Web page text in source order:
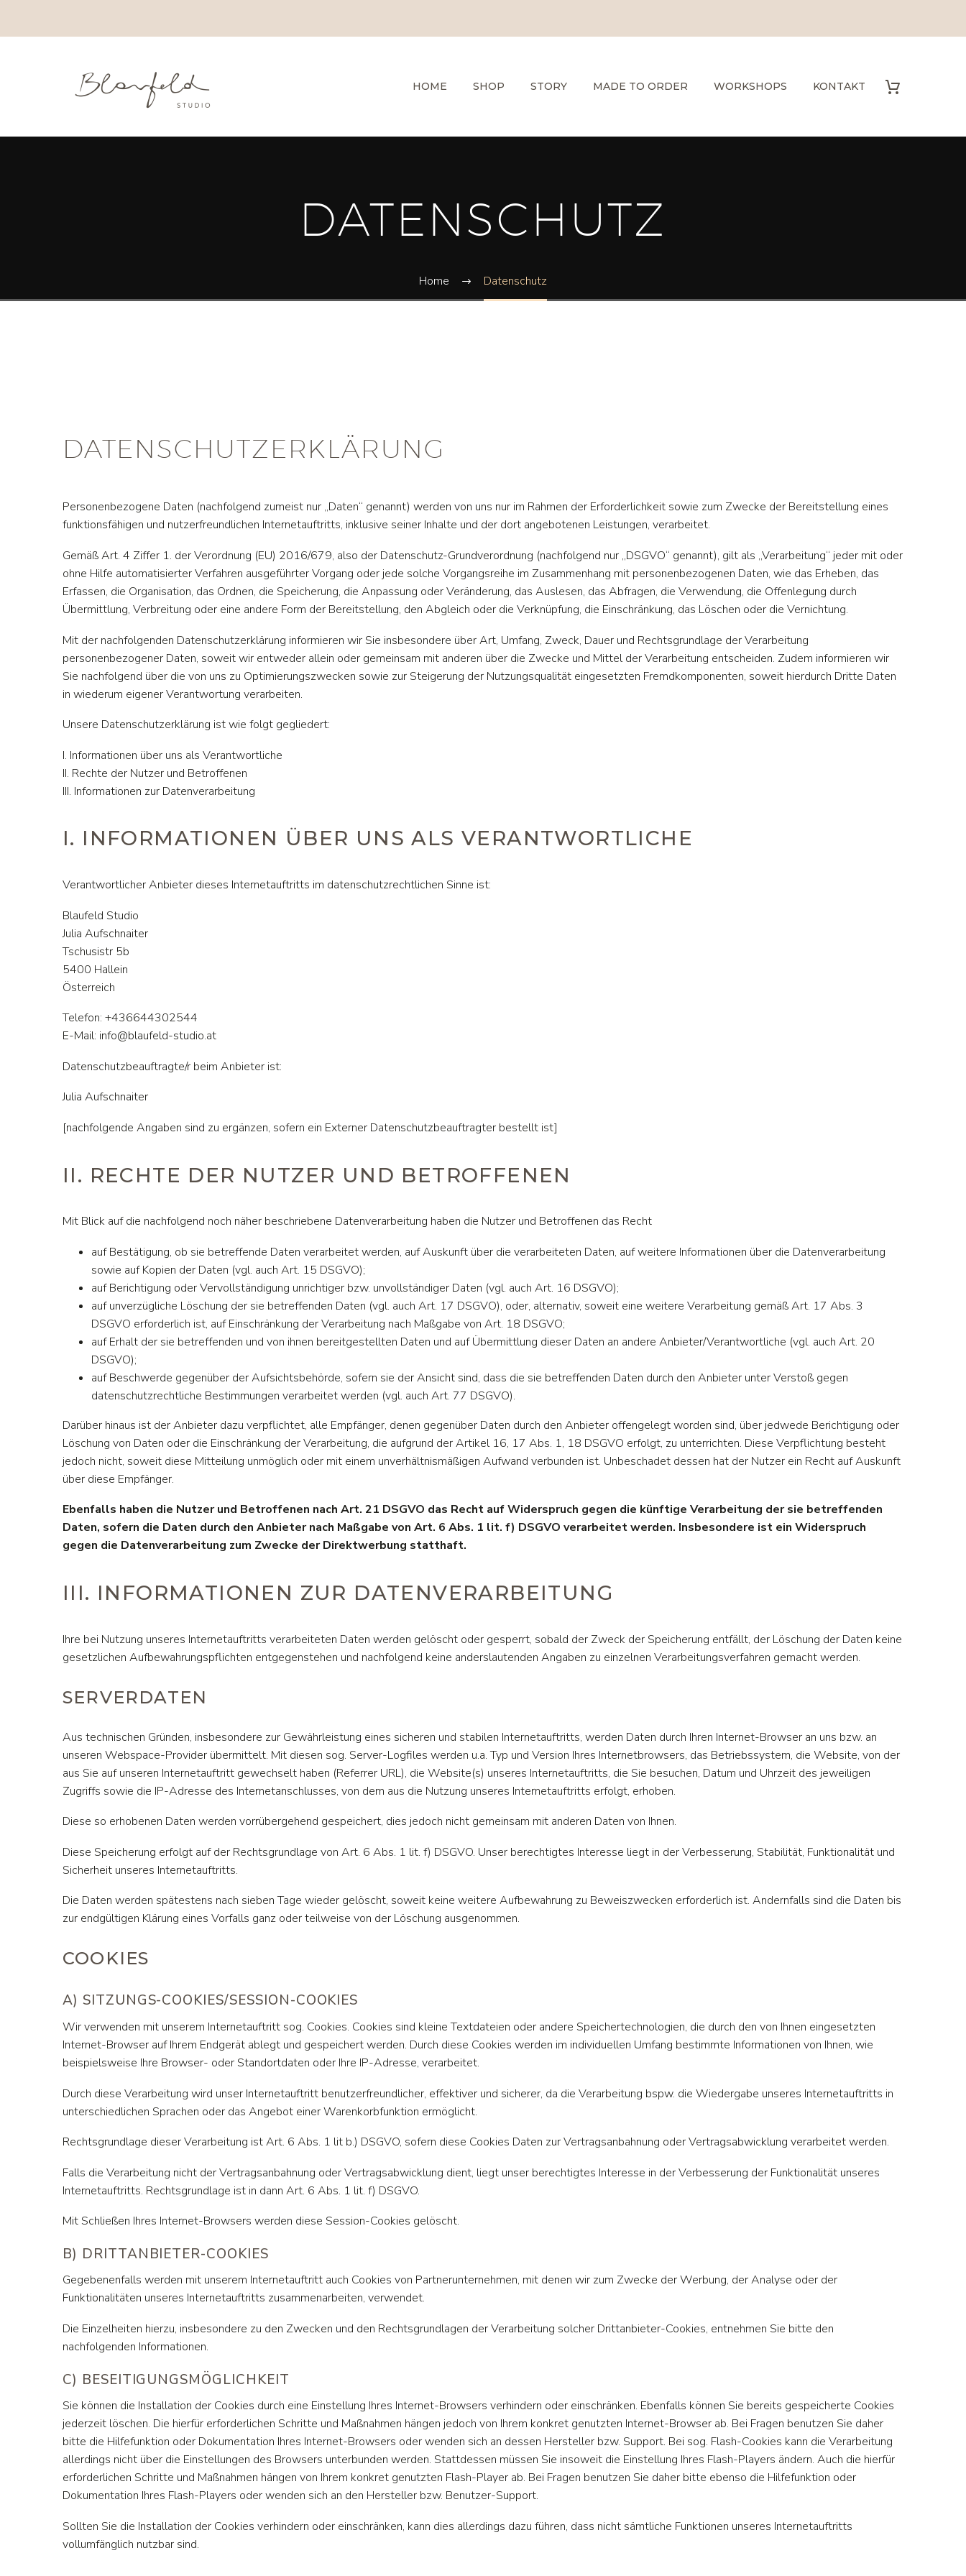
HOME SHOP STORY MADE TO ORDER WORKSHOPS KONTAKT
DATENSCHUTZ
Home Datenschutz
DATENSCHUTZERKLÄRUNG
Personenbezogene Daten (nachfolgend zumeist nur „Daten“ genannt) werden von uns nur im Rahmen der Erforderlichkeit sowie zum Zwecke der Bereitstellung eines
funktionsfähigen und nutzerfreundlichen Internetauftritts, inklusive seiner Inhalte und der dort angebotenen Leistungen, verarbeitet.
Gemäß Art. 4 Ziffer 1. der Verordnung (EU) 2016/679, also der Datenschutz-Grundverordnung (nachfolgend nur „DSGVO“ genannt), gilt als „Verarbeitung“ jeder mit oder
ohne Hilfe automatisierter Verfahren ausgeführter Vorgang oder jede solche Vorgangsreihe im Zusammenhang mit personenbezogenen Daten, wie das Erheben, das
Erfassen, die Organisation, das Ordnen, die Speicherung, die Anpassung oder Veränderung, das Auslesen, das Abfragen, die Verwendung, die Offenlegung durch
Übermittlung, Verbreitung oder eine andere Form der Bereitstellung, den Abgleich oder die Verknüpfung, die Einschränkung, das Löschen oder die Vernichtung.
Mit der nachfolgenden Datenschutzerklärung informieren wir Sie insbesondere über Art, Umfang, Zweck, Dauer und Rechtsgrundlage der Verarbeitung
personenbezogener Daten, soweit wir entweder allein oder gemeinsam mit anderen über die Zwecke und Mittel der Verarbeitung entscheiden. Zudem informieren wir
Sie nachfolgend über die von uns zu Optimierungszwecken sowie zur Steigerung der Nutzungsqualität eingesetzten Fremdkomponenten, soweit hierdurch Dritte Daten
in wiederum eigener Verantwortung verarbeiten.
Unsere Datenschutzerklärung ist wie folgt gegliedert:
I. Informationen über uns als Verantwortliche
II. Rechte der Nutzer und Betroffenen
III. Informationen zur Datenverarbeitung
I. INFORMATIONEN ÜBER UNS ALS VERANTWORTLICHE
Verantwortlicher Anbieter dieses Internetauftritts im datenschutzrechtlichen Sinne ist:
Blaufeld Studio
Julia Aufschnaiter
Tschusistr 5b
5400 Hallein
Österreich
Telefon: +436644302544
E-Mail: info@blaufeld-studio.at
Datenschutzbeauftragte/r beim Anbieter ist:
Julia Aufschnaiter
[nachfolgende Angaben sind zu ergänzen, sofern ein Externer Datenschutzbeauftragter bestellt ist]
II. RECHTE DER NUTZER UND BETROFFENEN
Mit Blick auf die nachfolgend noch näher beschriebene Datenverarbeitung haben die Nutzer und Betroffenen das Recht
auf Bestätigung, ob sie betreffende Daten verarbeitet werden, auf Auskunft über die verarbeiteten Daten, auf weitere Informationen über die Datenverarbeitung
sowie auf Kopien der Daten (vgl. auch Art. 15 DSGVO);
auf Berichtigung oder Vervollständigung unrichtiger bzw. unvollständiger Daten (vgl. auch Art. 16 DSGVO);
auf unverzügliche Löschung der sie betreffenden Daten (vgl. auch Art. 17 DSGVO), oder, alternativ, soweit eine weitere Verarbeitung gemäß Art. 17 Abs. 3
DSGVO erforderlich ist, auf Einschränkung der Verarbeitung nach Maßgabe von Art. 18 DSGVO;
auf Erhalt der sie betreffenden und von ihnen bereitgestellten Daten und auf Übermittlung dieser Daten an andere Anbieter/Verantwortliche (vgl. auch Art. 20
DSGVO);
auf Beschwerde gegenüber der Aufsichtsbehörde, sofern sie der Ansicht sind, dass die sie betreffenden Daten durch den Anbieter unter Verstoß gegen
datenschutzrechtliche Bestimmungen verarbeitet werden (vgl. auch Art. 77 DSGVO).
Darüber hinaus ist der Anbieter dazu verpflichtet, alle Empfänger, denen gegenüber Daten durch den Anbieter offengelegt worden sind, über jedwede Berichtigung oder
Löschung von Daten oder die Einschränkung der Verarbeitung, die aufgrund der Artikel 16, 17 Abs. 1, 18 DSGVO erfolgt, zu unterrichten. Diese Verpflichtung besteht
jedoch nicht, soweit diese Mitteilung unmöglich oder mit einem unverhältnismäßigen Aufwand verbunden ist. Unbeschadet dessen hat der Nutzer ein Recht auf Auskunft
über diese Empfänger.
Ebenfalls haben die Nutzer und Betroffenen nach Art. 21 DSGVO das Recht auf Widerspruch gegen die künftige Verarbeitung der sie betreffenden
Daten, sofern die Daten durch den Anbieter nach Maßgabe von Art. 6 Abs. 1 lit. f) DSGVO verarbeitet werden. Insbesondere ist ein Widerspruch
gegen die Datenverarbeitung zum Zwecke der Direktwerbung statthaft.
III. INFORMATIONEN ZUR DATENVERARBEITUNG
Ihre bei Nutzung unseres Internetauftritts verarbeiteten Daten werden gelöscht oder gesperrt, sobald der Zweck der Speicherung entfällt, der Löschung der Daten keine
gesetzlichen Aufbewahrungspflichten entgegenstehen und nachfolgend keine anderslautenden Angaben zu einzelnen Verarbeitungsverfahren gemacht werden.
SERVERDATEN
Aus technischen Gründen, insbesondere zur Gewährleistung eines sicheren und stabilen Internetauftritts, werden Daten durch Ihren Internet-Browser an uns bzw. an
unseren Webspace-Provider übermittelt. Mit diesen sog. Server-Logfiles werden u.a. Typ und Version Ihres Internetbrowsers, das Betriebssystem, die Website, von der
aus Sie auf unseren Internetauftritt gewechselt haben (Referrer URL), die Website(s) unseres Internetauftritts, die Sie besuchen, Datum und Uhrzeit des jeweiligen
Zugriffs sowie die IP-Adresse des Internetanschlusses, von dem aus die Nutzung unseres Internetauftritts erfolgt, erhoben.
Diese so erhobenen Daten werden vorrübergehend gespeichert, dies jedoch nicht gemeinsam mit anderen Daten von Ihnen.
Diese Speicherung erfolgt auf der Rechtsgrundlage von Art. 6 Abs. 1 lit. f) DSGVO. Unser berechtigtes Interesse liegt in der Verbesserung, Stabilität, Funktionalität und
Sicherheit unseres Internetauftritts.
Die Daten werden spätestens nach sieben Tage wieder gelöscht, soweit keine weitere Aufbewahrung zu Beweiszwecken erforderlich ist. Andernfalls sind die Daten bis
zur endgültigen Klärung eines Vorfalls ganz oder teilweise von der Löschung ausgenommen.
COOKIES
A) SITZUNGS-COOKIES/SESSION-COOKIES
Wir verwenden mit unserem Internetauftritt sog. Cookies. Cookies sind kleine Textdateien oder andere Speichertechnologien, die durch den von Ihnen eingesetzten
Internet-Browser auf Ihrem Endgerät ablegt und gespeichert werden. Durch diese Cookies werden im individuellen Umfang bestimmte Informationen von Ihnen, wie
beispielsweise Ihre Browser- oder Standortdaten oder Ihre IP-Adresse, verarbeitet.
Durch diese Verarbeitung wird unser Internetauftritt benutzerfreundlicher, effektiver und sicherer, da die Verarbeitung bspw. die Wiedergabe unseres Internetauftritts in
unterschiedlichen Sprachen oder das Angebot einer Warenkorbfunktion ermöglicht.
Rechtsgrundlage dieser Verarbeitung ist Art. 6 Abs. 1 lit b.) DSGVO, sofern diese Cookies Daten zur Vertragsanbahnung oder Vertragsabwicklung verarbeitet werden.
Falls die Verarbeitung nicht der Vertragsanbahnung oder Vertragsabwicklung dient, liegt unser berechtigtes Interesse in der Verbesserung der Funktionalität unseres
Internetauftritts. Rechtsgrundlage ist in dann Art. 6 Abs. 1 lit. f) DSGVO.
Mit Schließen Ihres Internet-Browsers werden diese Session-Cookies gelöscht.
B) DRITTANBIETER-COOKIES
Gegebenenfalls werden mit unserem Internetauftritt auch Cookies von Partnerunternehmen, mit denen wir zum Zwecke der Werbung, der Analyse oder der
Funktionalitäten unseres Internetauftritts zusammenarbeiten, verwendet.
Die Einzelheiten hierzu, insbesondere zu den Zwecken und den Rechtsgrundlagen der Verarbeitung solcher Drittanbieter-Cookies, entnehmen Sie bitte den
nachfolgenden Informationen.
C) BESEITIGUNGSMÖGLICHKEIT
Sie können die Installation der Cookies durch eine Einstellung Ihres Internet-Browsers verhindern oder einschränken. Ebenfalls können Sie bereits gespeicherte Cookies
jederzeit löschen. Die hierfür erforderlichen Schritte und Maßnahmen hängen jedoch von Ihrem konkret genutzten Internet-Browser ab. Bei Fragen benutzen Sie daher
bitte die Hilfefunktion oder Dokumentation Ihres Internet-Browsers oder wenden sich an dessen Hersteller bzw. Support. Bei sog. Flash-Cookies kann die Verarbeitung
allerdings nicht über die Einstellungen des Browsers unterbunden werden. Stattdessen müssen Sie insoweit die Einstellung Ihres Flash-Players ändern. Auch die hierfür
erforderlichen Schritte und Maßnahmen hängen von Ihrem konkret genutzten Flash-Player ab. Bei Fragen benutzen Sie daher bitte ebenso die Hilfefunktion oder
Dokumentation Ihres Flash-Players oder wenden sich an den Hersteller bzw. Benutzer-Support.
Sollten Sie die Installation der Cookies verhindern oder einschränken, kann dies allerdings dazu führen, dass nicht sämtliche Funktionen unseres Internetauftritts
vollumfänglich nutzbar sind.